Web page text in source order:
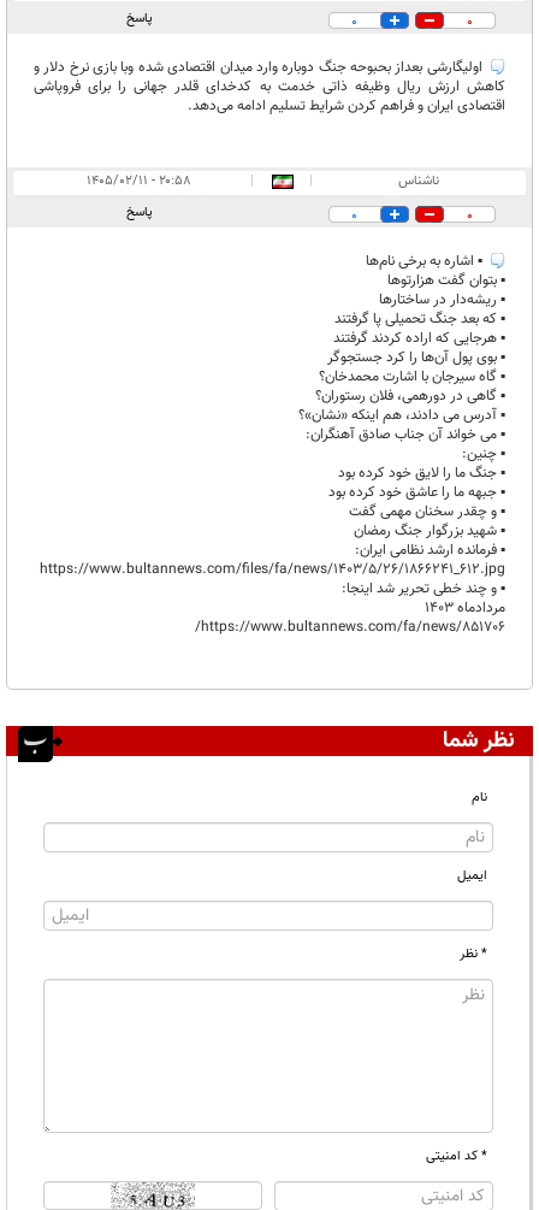
0
0 پاسخ
اولیگارشی بعداز بحبوحه جنگ دوباره وارد میدان اقتصادی شده وبا‌ بازی نرخ دلار و
کاهش ارزش ریال وظیفه ذاتی خدمت به کدخدای قلدر جهانی را برای فروپاشی
اقتصادی ایران و فراهم کردن شرایط تسلیم ادامه می‌دهد.
ناشناس |
|
۲۰:۵۸ - ۱۴۰۵/۰۲/۱۱
0
0 پاسخ
▪︎ اشاره به برخی نام‌ها
▪︎ بتوان گفت هزارتوها
▪︎ ریشه‌دار در ساختارها
▪︎ که بعد جنگ تحمیلی پا گرفتند
▪︎ هرجایی که اراده کردند گرفتند
▪︎ بوی پول آن‌ها را کرد جستجوگر
▪︎ گاه سیرجان با اشارت محمدخان؟
▪︎ گاهی در دورهمی، فلان رستوران؟
▪︎ آدرس می دادند، هم اینکه «نشان»؟
▪︎ می خواند آن جناب صادق آهنگران:
▪︎ چنین:
▪︎ جنگ ما را لایق خود کرده بود
▪︎ جبهه ما را عاشق خود کرده بود
▪︎ و چقدر سخنان مهمی گفت
▪︎ شهید بزرگوار جنگ رمضان
▪︎ فرمانده ارشد نظامی ایران:
https://www.bultannews.com/files/fa/news/1403/5/26/1866241_612.jpg
▪︎ و چند خطی تحریر شد اینجا:
مردادماه ۱۴۰۳
https://www.bultannews.com/fa/news/851706/
نظر شما
نام
ایمیل
* نظر
* کد امنیتی